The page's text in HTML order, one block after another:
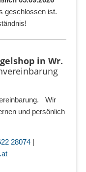
geschlossen ist.
in Wr.
Wir
und persönlich
28074 |